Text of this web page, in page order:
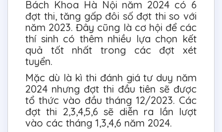
Bách Khoa Hà Nội năm 2024 có 6
đợt thi, tăng gấp đôi số đợt thi so với
năm 2023. Đây cũng là cơ hội để các
thí sinh có thêm nhiều lựa chọn kết
quả tốt nhất trong các đợt xét
tuyển.
Mặc dù là kì thi đánh giá tư duy năm
2024 nhưng đợt thi đầu tiên sẽ được
tổ thức vào đầu tháng 12/2023. Các
đợt thi 2,3,4,5,6 sẽ diễn ra lần lượt
vào các tháng 1,3,4,6 năm 2024.